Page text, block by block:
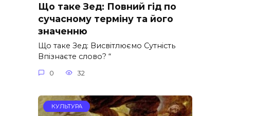
Що таке Зед: Повний гід по
сучасному терміну та його
значенню
Що таке Зед: Висвітлюємо Сутність
Впізнаєте слово? “
0 32
КУЛЬТУРА